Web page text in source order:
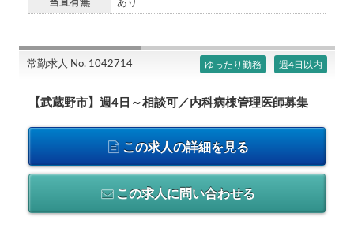
当直有無 あり
常勤求人 No. 1042714 ゆったり勤務 週4日以内
【武蔵野市】週4日～相談可／内科病棟管理医師募集
この求人の詳細を見る
この求人に問い合わせる